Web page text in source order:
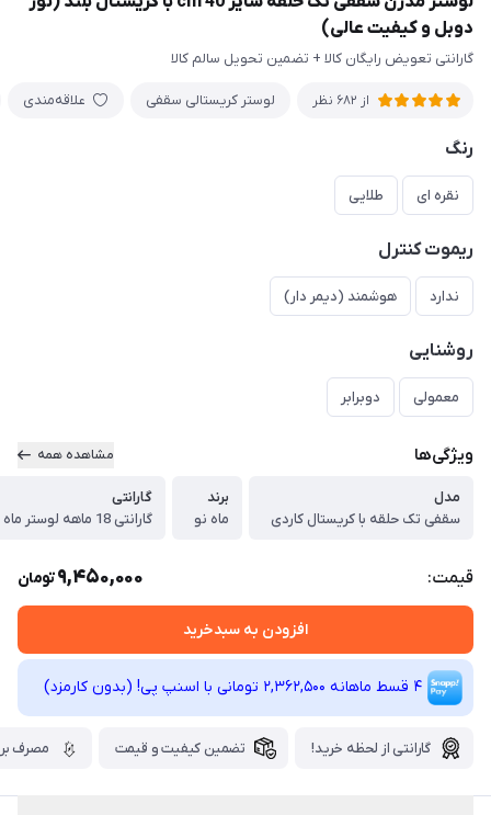
دوبل و کیفیت عالی)
گارانتی تعویض رایگان کالا + تضمین تحویل سالم کالا
از 682 نظر لوستر کریستالی سقفی علاقه‌مندی
رنگ
نقره ای طلایی
ریموت کنترل
ندارد هوشمند (دیمر دار)
روشنایی
معمولی دوبرابر
ویژگی‌ها مشاهده همه
مدل
سقفی تک حلقه با کریستال کاردی
برند
ماه نو
گارانتی
گارانتی 18 ماهه لوستر ماه نو شیراز
قیمت: 9,450,000تومان
افزودن به سبدخرید
4 قسط ماهانه 2,362,500 تومانی با اسنپ ‌پی! (بدون کارمزد)
گارانتی از لحظه خرید! تضمین کیفیت و قیمت مصرف